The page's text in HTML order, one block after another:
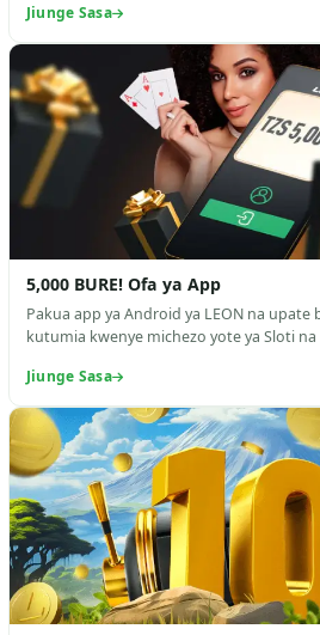
Jiunge Sasa
5,000 BURE! Ofa ya App
Pakua app ya Android ya LEON na upate
Jiunge Sasa